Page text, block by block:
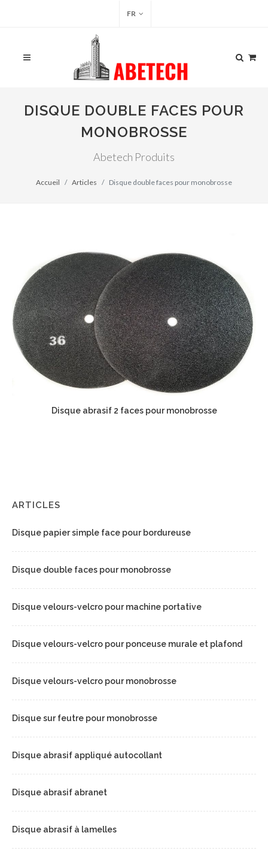
FR
DISQUE DOUBLE FACES POUR
MONOBROSSE
Abetech Produits
Accueil Articles Disque double faces pour monobrosse
Disque abrasif 2 faces pour monobrosse
ARTICLES
Disque papier simple face pour bordureuse
Disque double faces pour monobrosse
Disque velours-velcro pour machine portative
Disque velours-velcro pour ponceuse murale et plafond
Disque velours-velcro pour monobrosse
Disque sur feutre pour monobrosse
Disque abrasif appliqué autocollant
Disque abrasif abranet
Disque abrasif à lamelles